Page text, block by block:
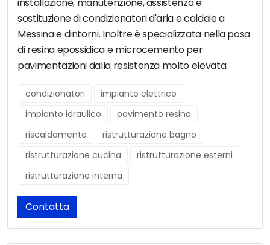
installazione, manutenzione, assistenza e
sostituzione di condizionatori d'aria e caldaie a
Messina e dintorni. Inoltre è specializzata nella posa
di resina epossidica e microcemento per
pavimentazioni dalla resistenza molto elevata.
condizionatori
impianto elettrico
impianto idraulico
pavimento resina
riscaldamento
ristrutturazione bagno
ristrutturazione cucina
ristrutturazione esterni
ristrutturazione interna
Contatta